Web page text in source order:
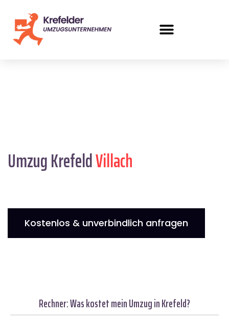
Umzug KrefeldVillach
Kostenlos & unverbindlich anfragen
Rechner: Was kostet mein Umzug in Krefeld?